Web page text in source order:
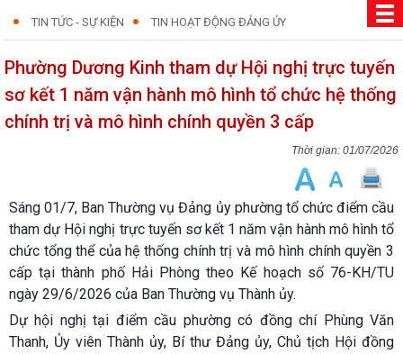
TIN TỨC - SỰ KIỆN TIN HOẠT ĐỘNG ĐẢNG ỦY
Phường Dương Kinh tham dự Hội nghị trực tuyến
sơ kết 1 năm vận hành mô hình tổ chức hệ thống
chính trị và mô hình chính quyền 3 cấp
01/07/2026
Sáng 01/7, Ban Thường vụ Đảng ủy phường tổ chức điểm cầu
tham dự Hội nghị trực tuyến sơ kết 1 năm vận hành mô hình tổ
chức tổng thể của hệ thống chính trị và mô hình chính quyền 3
cấp tại thành phố Hải Phòng theo Kế hoạch số 76-KH/TU
ngày 29/6/2026 của Ban Thường vụ Thành ủy.
Dự hội nghị tại điểm cầu phường có đồng chí Phùng Văn
Thanh, Ủy viên Thành ủy, Bí thư Đảng ủy, Chủ tịch Hội đồng